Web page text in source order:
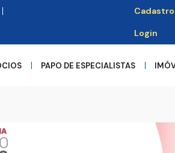
Cadastro
Login
PAPO DE ESPECIALISTAS